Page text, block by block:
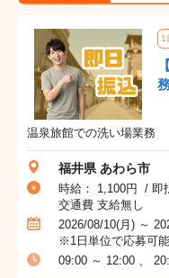
1
温泉旅館での洗い場業務
福井県 あわら市
時給： 1,100円 /
交通費 支給無し
2026/08/10(月) ～
※1日単位で応募可能
09:00 ～ 12:00 、